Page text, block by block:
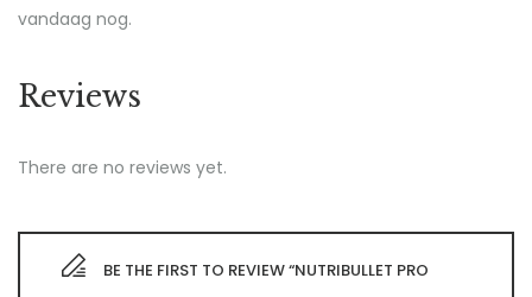
vandaag nog.
Reviews
There are no reviews yet.
BE THE FIRST TO REVIEW “NUTRIBULLET PRO